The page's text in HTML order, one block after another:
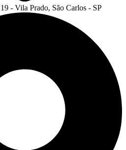
- Vila Prado, São Carlos - SP